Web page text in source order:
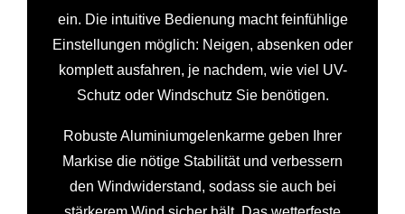
ein. Die intuitive Bedienung macht feinfühlige
Einstellungen möglich: Neigen, absenken oder
komplett ausfahren, je nachdem, wie viel UV-
Schutz oder Windschutz Sie benötigen.
Robuste Aluminiumgelenkarme geben Ihrer
Markise die nötige Stabilität und verbessern
den Windwiderstand, sodass sie auch bei